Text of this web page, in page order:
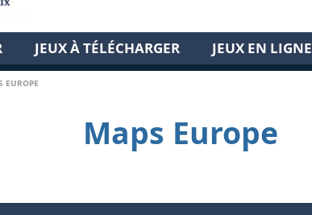
JEUX À TÉLÉCHARGER JEUX EN LIGNE
EUROPE
Maps Europe